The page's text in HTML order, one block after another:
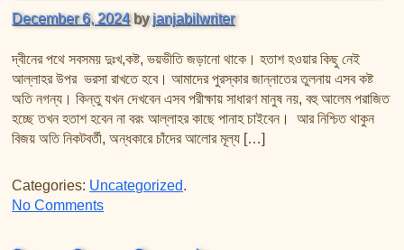
December 6, 2024 byjanjabilwriter
দ্বীনের পথে সবসময় দুঃখ,কষ্ট, ভয়ভীতি জড়ানো থাকে। হতাশ হওয়ার কিছু নেই
আল্লাহর উপর ভরসা রাখতে হবে। আমাদের পুরস্কার জান্নাতের তুলনায় এসব কষ্ট
অতি নগন্য। কিন্তু যখন দেখবেন এসব পরীক্ষায় সাধারণ মানুষ নয়, বহু আলেম পরাজিত
হচ্ছে তখন হতাশ হবেন না বরং আল্লাহর কাছে পানাহ চাইবেন। আর নিশ্চিত থাকুন
বিজয় অতি নিকটবর্তী, অন্ধকারে চাঁদের আলোর মূল্য […]
Categories: Uncategorized.
No Commentson ভয়াবহ পরীক্ষায় যখন বহু আলেমও ঈমানহারা হবে!